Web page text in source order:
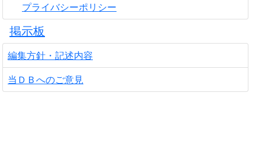
プライバシーポリシー
掲示板
編集方針・記述内容
当ＤＢへのご意見